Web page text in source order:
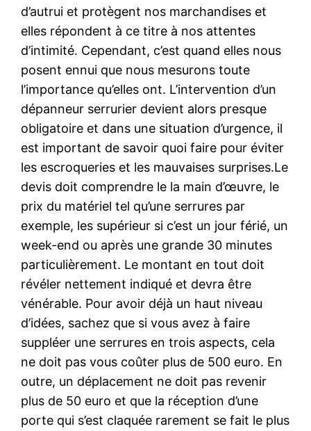
d’autrui et protègent nos marchandises et
elles répondent à ce titre à nos attentes
d’intimité. Cependant, c’est quand elles nous
posent ennui que nous mesurons toute
l’importance qu’elles ont. L’intervention d’un
dépanneur serrurier devient alors presque
obligatoire et dans une situation d’urgence, il
est important de savoir quoi faire pour éviter
les escroqueries et les mauvaises surprises.Le
devis doit comprendre le la main d’œuvre, le
prix du matériel tel qu’une serrures par
exemple, les supérieur si c’est un jour férié, un
week-end ou après une grande 30 minutes
particulièrement. Le montant en tout doit
révéler nettement indiqué et devra être
vénérable. Pour avoir déjà un haut niveau
d’idées, sachez que si vous avez à faire
suppléer une serrures en trois aspects, cela
ne doit pas vous coûter plus de 500 euro. En
outre, un déplacement ne doit pas revenir
plus de 50 euro et que la réception d’une
porte qui s’est claquée rarement se fait le plus